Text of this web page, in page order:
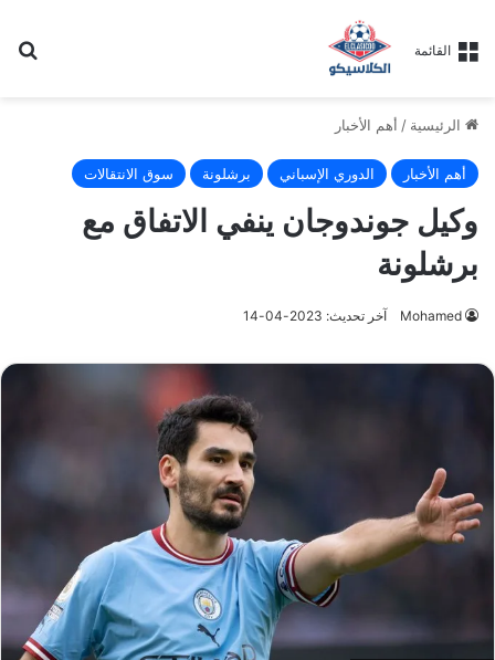
القائمة
الرئيسية / أهم الأخبار
أهم الأخبار الدوري الإسباني برشلونة سوق الانتقالات
وكيل جوندوجان ينفي الاتفاق مع
برشلونة
Mohamed آخر تحديث: 2023-04-14